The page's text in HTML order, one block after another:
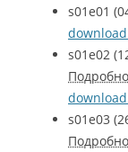
s01e01
s01e02
s01e03